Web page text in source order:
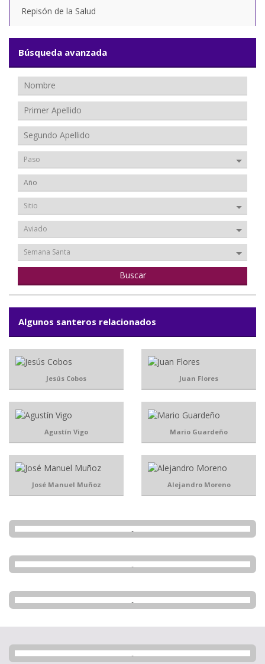
Repisón de la Salud
Búsqueda avanzada
Paso
Sitio
Aviado
Semana Santa
Algunos santeros relacionados
Jesús Cobos Juan Flores
Agustín Vigo Mario Guardeño
José Manuel Muñoz Alejandro Moreno